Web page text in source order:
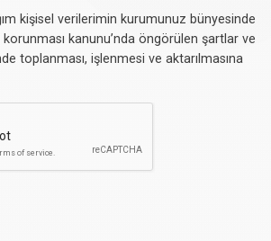
kişisel verilerimin kurumunuz bünyesinde
kanunu’nda öngörülen şartlar ve
toplanması, işlenmesi ve aktarılmasına